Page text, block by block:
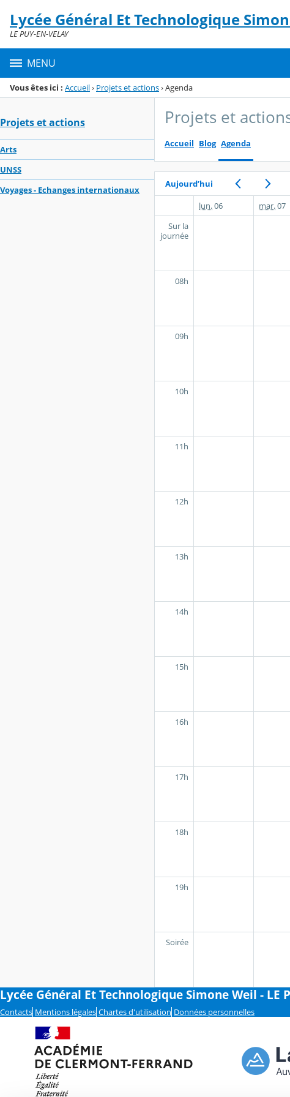
Menu de la rubrique
Contenu
Lycée Général Et Technologique
LE PUY-EN-VELAY
MENU
Vous êtes ici : Accueil› Projets et actions›Agenda
Projets et actions
Arts
UNSS
Voyages - Echanges internationaux
Projets et
Accueil Blog Agenda
Aujourd’hui
lun.06 mar.07
Sur la
journée
08h
09h
10h
11h
12h
13h
14h
15h
16h
17h
18h
19h
Soirée
Lycée Général Et Technologique Simone Weil - LE
Contacts Mentions légales Chartes d'utilisation Données personnelles